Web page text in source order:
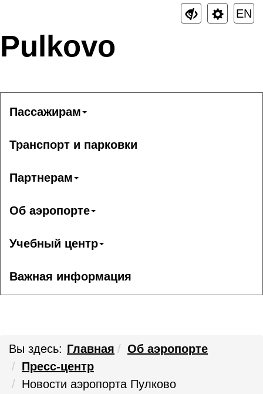
EN
Pulkovo
Пассажирам
Транспорт и парковки
Партнерам
Об аэропорте
Учебный центр
Важная информация
Вы здесь: Главная
Об аэропорте
Пресс-центр
Новости аэропорта Пулково